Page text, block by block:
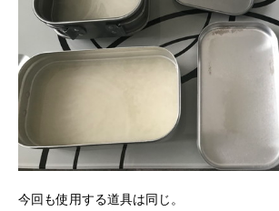
今回も使用する道具は同じ。